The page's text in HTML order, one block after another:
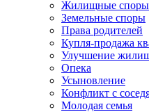
Жилищные споры
Земельные споры
Права родителей
Купля-продажа
Улучшение
Опека
Усыновление
Конфликт с
Молодая семья